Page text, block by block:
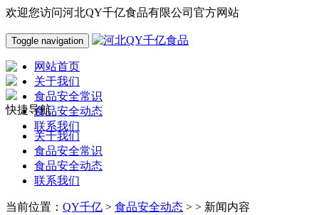
欢迎您访问河北QY千亿食品有限公司官方网站
Toggle navigation
网站首页
关于我们
食品安全常识
食品安全动态
联系我们
快捷导航
关于我们
食品安全常识
食品安全动态
联系我们
当前位置： QY千亿 > 食品安全动态 > > 新闻内容